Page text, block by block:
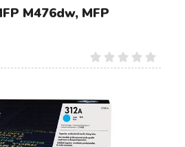
M476dw, MFP